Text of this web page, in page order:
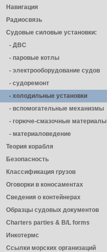
Навигация
Радиосвязь
Судовые силовые установки:
- ДВС
- паровые котлы
- электрооборудование судов
- cудоремонт
- холодильные установки
- вспомогательные механизмы
- горюче-смазочные материалы
- материаловедение
Теория корабля
Безопасность
Классификация грузов
Оговорки в коносаментах
Сведения о контейнерах
Образцы судовых документов
Charters parties & B/L forms
Инкотермс
Ссылки морских организаций